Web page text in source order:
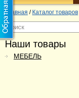
Главная / Каталог товаров
Наши товары
МЕБЕЛЬ